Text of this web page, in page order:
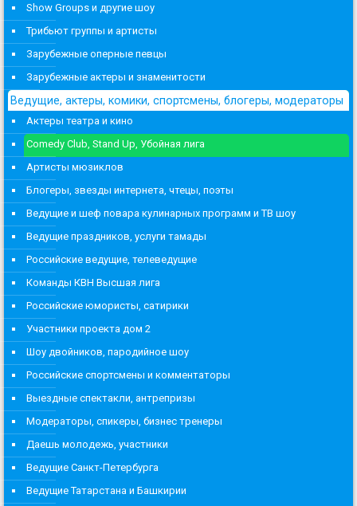
Show Groups и другие шоу
Трибьют группы и артисты
Зарубежные оперные певцы
Зарубежные актеры и знаменитости
Ведущие, актеры, комики, спортсмены, блогеры, модераторы
Актеры театра и кино
Comedy Club, Stand Up, Убойная лига
Артисты мюзиклов
Блогеры, звезды интернета, чтецы, поэты
Ведущие и шеф повара кулинарных программ и ТВ шоу
Ведущие праздников, услуги тамады
Российские ведущие, телеведущие
Команды КВН Высшая лига
Российские юмористы, сатирики
Участники проекта дом 2
Шоу двойников, пародийное шоу
Российские спортсмены и комментаторы
Выездные спектакли, антрепризы
Модераторы, спикеры, бизнес тренеры
Даешь молодежь, участники
Ведущие Санкт-Петербурга
Ведущие Татарстана и Башкирии